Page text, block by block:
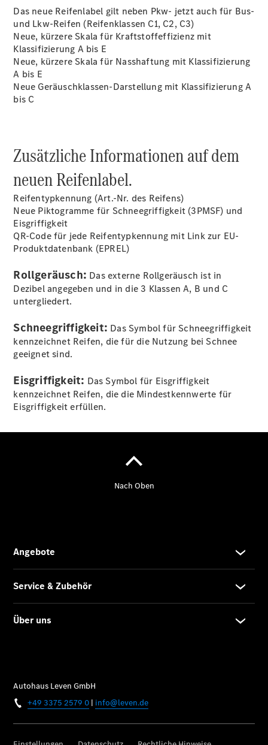
Reifen- und
Zubehör
Telefonie &
Multimedia
Pannen- &
Unfallhilfe
Reparatur
Werkstatt
SmallRepair
KomplettService-
Paket
Wartungs-
Mercedes
Das neue Reifenlabel gilt neben Pkw- jetzt auch für Bus-
und Lkw-Reifen (Reifenklassen C1, C2, C3)
Neue, kürzere Skala für Kraftstoffeffizienz mit
Klassifizierung A bis E
Neue, kürzere Skala für Nasshaftung mit Klassifizierung
A bis E
Neue Geräuschklassen-Darstellung mit KlassifizierungA
bis C
Zusätzliche Informationen auf dem
neuenReifenlabel.
Reifentypkennung (Art.-Nr. des Reifens)
Neue Piktogramme für Schneegriffigkeit (3PMSF) und
Eisgriffigkeit
QR-Code für jede Reifentypkennung mit Link zur EU-
Produktdatenbank (EPREL)
Rollgeräusch: Das externe Rollgeräusch ist in
Dezibel angegeben und in die 3 Klassen A, B und C
untergliedert.
Schneegriffigkeit: Das Symbol für Schneegriffigkeit
kennzeichnet Reifen, die für die Nutzung bei Schnee
geeignet sind.
Eisgriffigkeit: Das Symbol für Eisgriffigkeit
kennzeichnet Reifen, die die Mindestkennwerte für
Eisgriffigkeit erfüllen.